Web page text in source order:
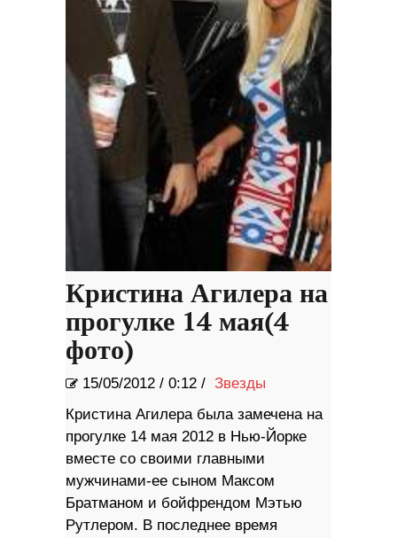
Кристина Агилера на
прогулке 14 мая(4
фото)
15/05/2012 / 0:12 / Звезды
Кристина Агилера была замечена на
прогулке 14 мая 2012 в Нью-Йорке
вместе со своими главными
мужчинами-ее сыном Максом
Братманом и бойфрендом Мэтью
Рутлером. В последнее время